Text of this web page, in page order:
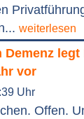
weiterlesen
Demenz
vor
Uhr
Offen.